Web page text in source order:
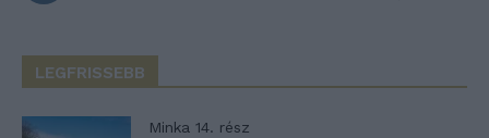
LEGFRISSEBB
Minka 14. rész